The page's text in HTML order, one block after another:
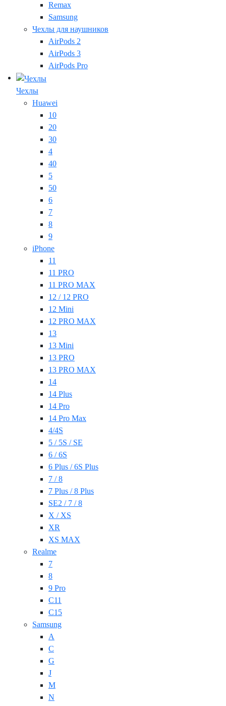
Remax
Samsung
Чехлы для наушников
AirPods 2
AirPods 3
AirPods Pro
Чехлы
Huawei
10
20
30
4
40
5
50
6
7
8
9
iPhone
11
11 PRO
11 PRO MAX
12 / 12 PRO
12 Mini
12 PRO MAX
13
13 Mini
13 PRO
13 PRO MAX
14
14 Plus
14 Pro
14 Pro Max
4/4S
5 / 5S / SE
6 / 6S
6 Plus / 6S Plus
7 / 8
7 Plus / 8 Plus
SE2 / 7 / 8
X / XS
XR
XS MAX
Realme
7
8
9 Pro
C11
C15
Samsung
A
C
G
J
M
N